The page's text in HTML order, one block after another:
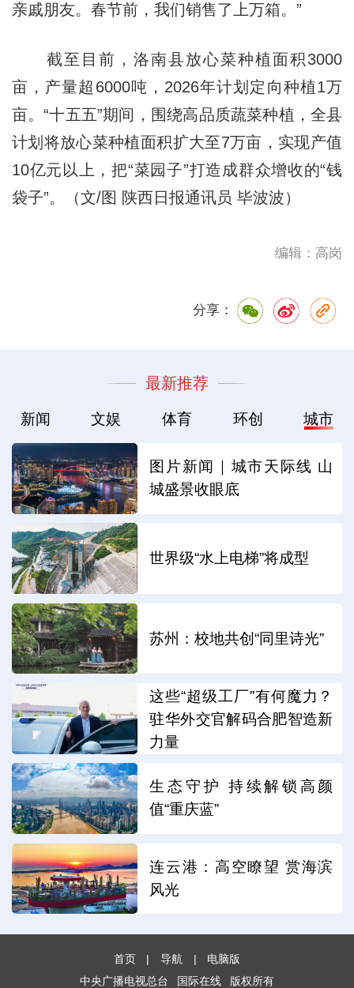
亲戚朋友。春节前，我们销售了上万箱。”
截至目前，洛南县放心菜种植面积3000
亩，产量超6000吨，2026年计划定向种植1万
亩。“十五五”期间，围绕高品质蔬菜种植，全县
计划将放心菜种植面积扩大至7万亩，实现产值
10亿元以上，把“菜园子”打造成群众增收的“钱
袋子”。（文/图 陕西日报通讯员 毕波波）
编辑：高岗
分享：
最新推荐
新闻 文娱 体育 环创 城市
图片新闻｜城市天际线 山
城盛景收眼底
世界级“水上电梯”将成型
苏州：校地共创“同里诗光”
这些“超级工厂”有何魔力？
驻华外交官解码合肥智造新
力量
生态守护 持续解锁高颜
值“重庆蓝”
连云港：高空瞭望 赏海滨
风光
首页 | 导航 |
电脑版
中央广播电视总台
国际在线 版权所有